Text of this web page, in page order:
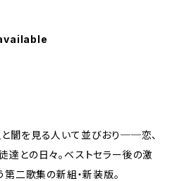
闇を見る人いて並びおり──恋、
達との日々。ベストセラー後の激
二歌集の新組・新装版。